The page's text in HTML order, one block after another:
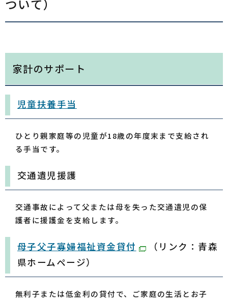
ついて）
家計のサポート
児童扶養手当
ひとり親家庭等の児童が18歳の年度末まで支給され
る手当です。
交通遺児援護
交通事故によって父または母を失った交通遺児の保
護者に援護金を支給します。
母子父子寡婦福祉資金貸付
（リンク：青森
県ホームページ）
無利子または低金利の貸付で、ご家庭の生活とお子